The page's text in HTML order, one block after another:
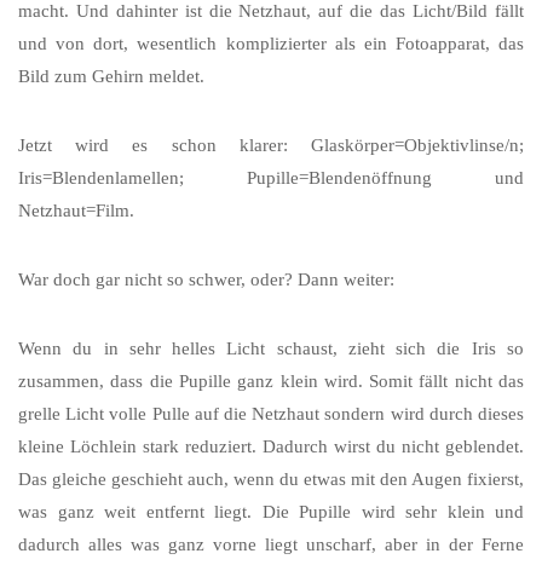
macht. Und dahinter ist die Netzhaut, auf die das Licht/Bild fällt
und von dort, wesentlich komplizierter als ein Fotoapparat, das
Bild zum Gehirn meldet.
Jetzt wird es schon klarer: Glaskörper=Objektivlinse/n;
Iris=Blendenlamellen; Pupille=Blendenöffnung und
Netzhaut=Film.
War doch gar nicht so schwer, oder? Dann weiter:
Wenn du in sehr helles Licht schaust, zieht sich die Iris so
zusammen, dass die Pupille ganz klein wird. Somit fällt nicht das
grelle Licht volle Pulle auf die Netzhaut sondern wird durch dieses
kleine Löchlein stark reduziert. Dadurch wirst du nicht geblendet.
Das gleiche geschieht auch, wenn du etwas mit den Augen fixierst,
was ganz weit entfernt liegt. Die Pupille wird sehr klein und
dadurch alles was ganz vorne liegt unscharf, aber in der Ferne